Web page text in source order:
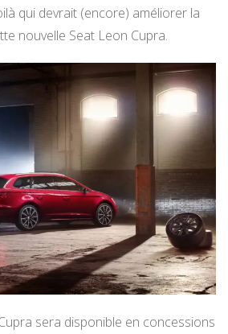
qui devrait (encore) améliorer la
nouvelle Seat Leon Cupra.
sera disponible en concessions